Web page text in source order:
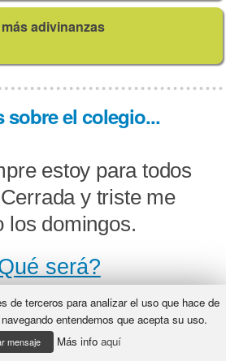
adivinanzas
sobre el colegio...
estoy para todos
y triste me
los domingos.
será?
ti maduro, trabajo y
de terceros para analizar el uso que hace de
entendemos que acepta su uso.
mensaje Más info aquí